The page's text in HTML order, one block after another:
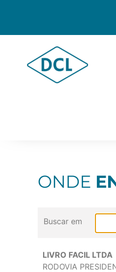
ONDE
Buscar em
LIVRO FACIL LTDA
RODOVIA